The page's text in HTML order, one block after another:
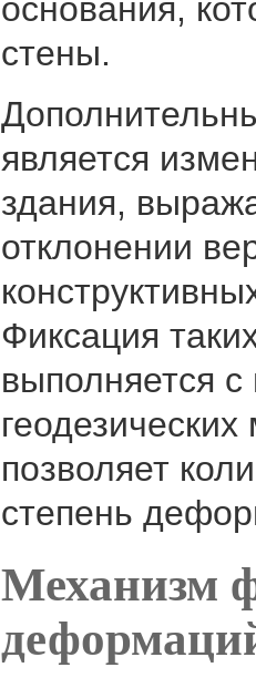
основания,
стены.
является
здания,
отклонении
Фиксация
выполняется
позволяет
степень
Механизм